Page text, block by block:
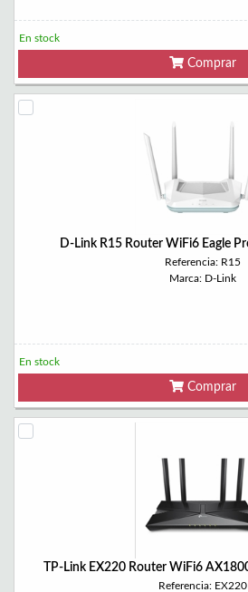
En stock
Comprar
D-Link R15 Router WiFi6 Eagle
Referencia: R15
Marca: D-Link
En stock
Comprar
TP-Link EX220 Router WiFi6
Referencia: EX220